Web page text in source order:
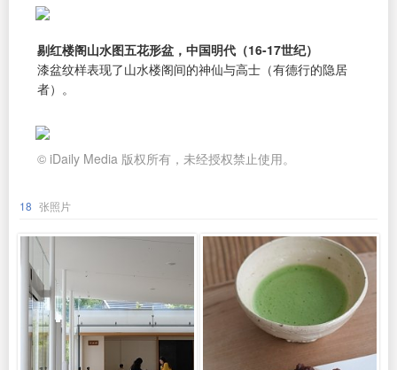
剔红楼阁山水图五花形盆，中国明代（16-17世纪）
漆盆纹样表现了山水楼阁间的神仙与高士（有德行的隐居
者）。
© iDaily Media 版权所有，未经授权禁止使用。
18 张照片